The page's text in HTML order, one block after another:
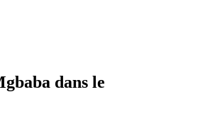
dans le